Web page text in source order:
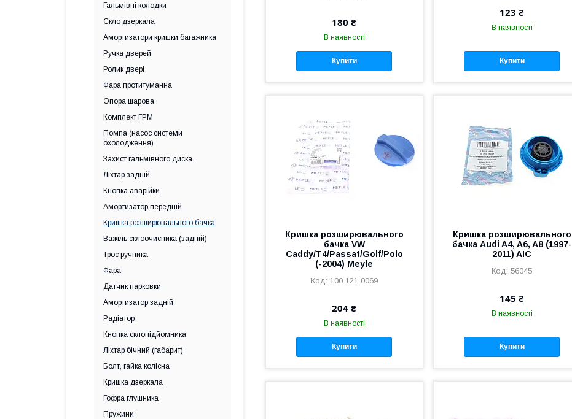
180 ₴
В наявності
Купити
123 ₴
В наявності
Купити
Кришка розширювального
бачка VW
Caddy/T4/Passat/Golf/Polo
(-2004) Meyle
100 121 0069
204 ₴
В наявності
Купити
Кришка розширювального
бачка Audi A4, A6, A8 (1997-
2011) AIC
56045
145 ₴
В наявності
Купити
Гальмівні колодки
Скло дзеркала
Амортизатори кришки багажника
Ручка дверей
Ролик двері
Фара протитуманна
Опора шарова
Комплект ГРМ
Помпа (насос системи
охолодження)
Захист гальмівного диска
Ліхтар задній
Кнопка аварійки
Амортизатор передній
Кришка розширювального бачка
Важіль склоочисника (задній)
Трос ручника
Фара
Датчик парковки
Амортизатор задній
Радіатор
Кнопка склопідйомника
Ліхтар бічний (габарит)
Болт, гайка колісна
Кришка дзеркала
Гофра глушника
Пружини